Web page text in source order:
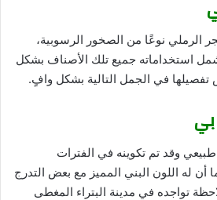
الرملي نوعًا من الصخور الرسوبية،
استخداماته جميع تلك الأصناف بشكل
في الجمل التالية بشكل وافٍ.
طبيعي وقد تم تكوينه في الفترات
أن له اللون البني المميز مع بعض التدرج
تواجده في مدينة البتراء المغطى